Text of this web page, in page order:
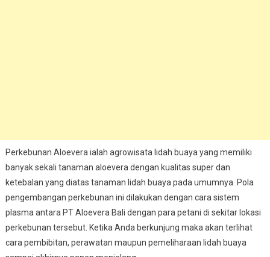
Perkebunan Aloevera ialah agrowisata lidah buaya yang memiliki
banyak sekali tanaman aloevera dengan kualitas super dan
ketebalan yang diatas tanaman lidah buaya pada umumnya. Pola
pengembangan perkebunan ini dilakukan dengan cara sistem
plasma antara PT Aloevera Bali dengan para petani di sekitar lokasi
perkebunan tersebut. Ketika Anda berkunjung maka akan terlihat
cara pembibitan, perawatan maupun pemeliharaan lidah buaya